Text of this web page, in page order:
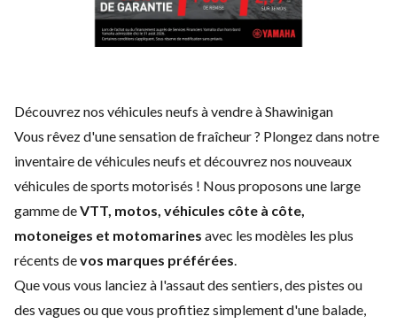
Découvrez nos véhicules neufs à vendre à Shawinigan
Vous rêvez d'une sensation de fraîcheur ? Plongez dans notre
inventaire de véhicules neufs et découvrez nos nouveaux
véhicules de sports motorisés ! Nous proposons une large
gamme deVTT, motos, véhicules côte à côte,
motoneiges et motomarines avec les modèles les plus
récents devos marques préférées
Que vous vous lanciez à l'assaut des sentiers, des pistes ou
des vagues ou que vous profitiez simplement d'une balade,